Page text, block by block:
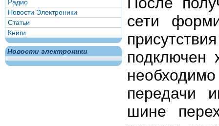
Радио
Новости Электроники
Статьи
Книги
Новости электроники
сети
подключен
передачи
шине